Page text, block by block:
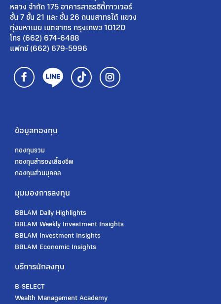
หลวง จำกัด 175 อาคารสาธรซิตี้ทาวเวอร์
ชั้น 7 ชั้น 21 และ ชั้น 26 ถนนสาทรใต้ แขวง
ทุ่งมหาเมฆ เขตสาทร กรุงเทพฯ 10120
โทร (662) 674-6488
แฟกซ์ (662) 679-5996
ข้อมูลกองทุน
กองทุนรวม
กองทุนสํารองเลี้ยงชีพ
กองทุนส่วนบุคคล
มุมมองการลงทุน
BBLAM Daily Highlights
BBLAM Weekly Investment Insights
BBLAM Investment Insights
BBLAM Economic Insights
บริการนักลงทุน
B-SELECT
Wealth Management Academy